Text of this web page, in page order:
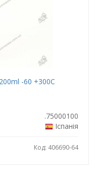
-60 +300C
.75000100
Іспанія
Код: 406690-64